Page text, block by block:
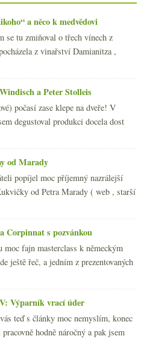
a něco k medvědovi
se tu zmiňoval o třech vínech z
z vinařství Damianitza ,
a Peter Stolleis
počasí zase klepe na dveře! V
degustoval produkci docela dost
od Marady
popíjel moc příjemný nazrálejší
od Petra Marady ( web , starší
Corpinnat s pozvánkou
moc fajn masterclass k německým
ještě řeč, a jedním z prezentovaných
Výparník vrací úder
teď s články moc nemyslím, konec
hodně náročný a pak jsem